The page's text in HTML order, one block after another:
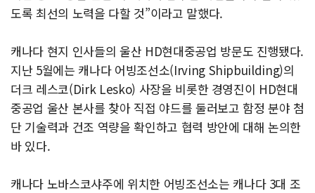
도록 최선의 노력을 다할 것”이라고 말했다.
캐나다 현지 인사들의 울산 HD현대중공업 방문도 진행됐다.
지난 5월에는 캐나다 어빙조선소(Irving Shipbuilding)의
더크 레스코(Dirk Lesko) 사장을 비롯한 경영진이 HD현대
중공업 울산 본사를 찾아 직접 야드를 둘러보고 함정 분야 첨
단 기술력과 건조 역량을 확인하고 협력 방안에 대해 논의한
바 있다.
캐나다 노바스코샤주에 위치한 어빙조선소는 캐나다 3대 조